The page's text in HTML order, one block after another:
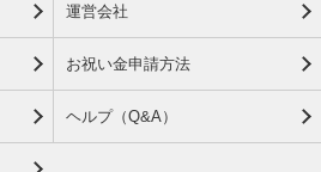
運営会社
お祝い金申請方法
ヘルプ（Q&A）